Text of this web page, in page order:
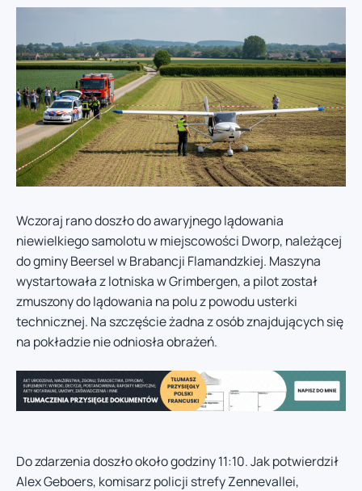
Wczoraj rano doszło do awaryjnego lądowania
niewielkiego samolotu w miejscowości Dworp, należącej
do gminy Beersel w Brabancji Flamandzkiej. Maszyna
wystartowała z lotniska w Grimbergen, a pilot został
zmuszony do lądowania na polu z powodu usterki
technicznej. Na szczęście żadna z osób znajdujących się
na pokładzie nie odniosła obrażeń.
Do zdarzenia doszło około godziny 11:10. Jak potwierdził
Alex Geboers, komisarz policji strefy Zennevallei,